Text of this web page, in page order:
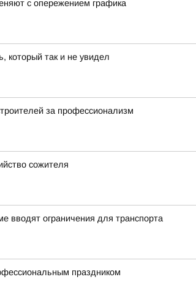
с опережением графика
который так и не увидел
за профессионализм
сожителя
вводят ограничения для транспорта
праздником